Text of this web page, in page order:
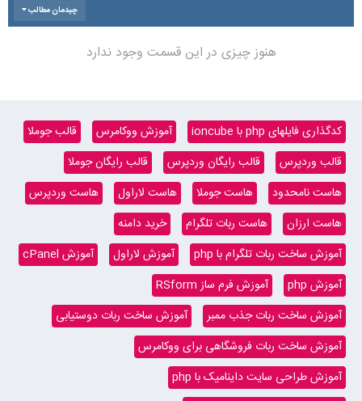
چیدمان مطالب
هنوز چیزی در این قسمت وجود ندارد
کدگذاری فایلهای php با ioncube آموزش ووکامرس
قالب جوملا
قالب وردپرس
قالب رایگان وردپرس
قالب رایگان جوملا
هاست نامحدود
هاست جوملا هاست لاراول
هاست وردپرس
هاست ارزان
هاست ربات تلگرام
خرید دامنه
آموزش ساخت ربات تلگرام با php
آموزش لاراول
آموزش cPanel
آموزش php
آموزش فرم ساز RSform
آموزش ساخت ربات جذب ممبر
آموزش ساخت ربات دوستیابی
آموزش ساخت ربات فروشگاهی برای ووکامرس
آموزش طراحی سایت داینامیک با php